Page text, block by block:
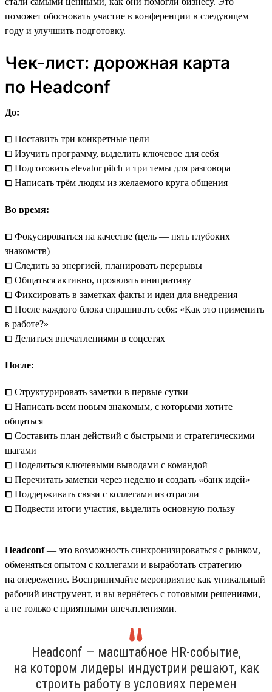
поможет обосновать участие в конференции в следующем
году и улучшить подготовку.
Чек-лист: дорожная карта
по Headсonf
До:
⧠ Поставить три конкретные цели
⧠ Изучить программу, выделить ключевое для себя
⧠ Подготовить elevator pitch и три темы для разговора
⧠ Написать трём людям из желаемого круга общения
Во время:
⧠ Фокусироваться на качестве (цель — пять глубоких
знакомств)
⧠ Следить за энергией, планировать перерывы
⧠ Общаться активно, проявлять инициативу
⧠ Фиксировать в заметках факты и идеи для внедрения
⧠ После каждого блока спрашивать себя: «Как это применить
в работе?»
⧠ Делиться впечатлениями в соцсетях
После:
⧠ Структурировать заметки в первые сутки
⧠ Написать всем новым знакомым, с которыми хотите
общаться
⧠ Составить план действий с быстрыми и стратегическими
шагами
⧠ Поделиться ключевыми выводами с командой
⧠ Перечитать заметки через неделю и создать «банк идей»
⧠ Поддерживать связи с коллегами из отрасли
⧠ Подвести итоги участия, выделить основную пользу
Headсonf— это возможность синхронизироваться с рынком,
обменяться опытом с коллегами и выработать стратегию
на опережение. Воспринимайте мероприятие как уникальный
рабочий инструмент, и вы вернётесь с готовыми решениями,
а не только с приятными впечатлениями.
Headсonf — масштабное HR-событие,
на котором лидеры индустрии решают, как
строить работу в условиях перемен